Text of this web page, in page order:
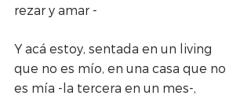
rezar y amar -
Y acá estoy, sentada en un living
que no es mío, en una casa que no
es mía -la tercera en un mes-,